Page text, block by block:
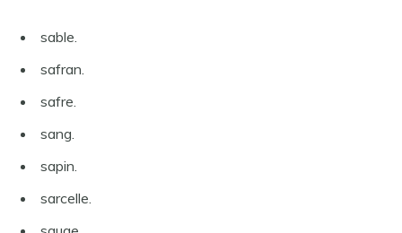
sable.
safran.
safre.
sang.
sapin.
sarcelle.